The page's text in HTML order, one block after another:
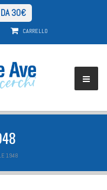
DA 30€
CARRELLO
1948